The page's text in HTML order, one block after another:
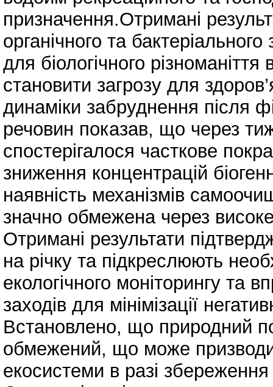
призначення.Отримані
органічного та
для біологічного
становити загрозу для
динаміки забруднення після
речовин показав, що через
спостерігалося часткове
зниження концентрацій
наявність механізмів
значно обмежена через
Отримані результати
на річку та підкреслюють
екологічного моніторингу та
заходів для мінімізації
Встановлено, що природний
обмежений, що може
екосистеми в разі